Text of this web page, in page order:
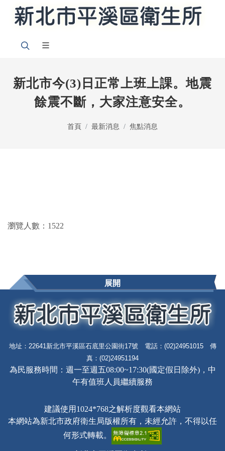
新北市今(3)日正常上班上課。地震
餘震不斷，大家注意安全。
首頁 最新消息 焦點消息
瀏覽人數：1522
展開
地址：22641新北市平溪區石底里公園街17號 電話：(02)24951015 傳
真：(02)24951194
為民服務時間：週一至週五08:00~17:30(國定假日除外)，中
午有值班人員繼續服務
建議使用1024*768之解析度觀看本網站
本網站為新北市政府衛生局版權所有，未經允許，不得以任
何形式轉載。